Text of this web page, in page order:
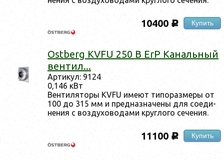
10400 c Купить
Ostberg KVFU 250 B ErP Ка­наль­ный
вен­тил...
Ар­ти­кул: 9124
0,146 кВт
Вен­ти­лято­ры KVFU име­ют ти­пораз­ме­ры от
100 до 315 мм и пред­назна­чены для со­еди­
нения с воз­ду­хово­дами круг­ло­го се­чения.
11100 c Купить